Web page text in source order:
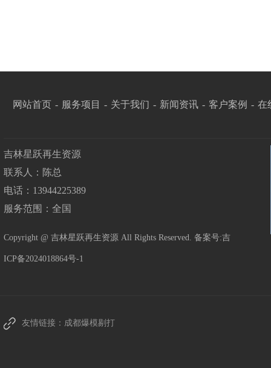
网站首页 - 服务项目 - 关于我们 - 新闻资讯 - 客户案例 - 在
吉林星跃再生资源
联系人：陈总
电话：13944225389
服务范围：全国
Copyright @ 吉林星跃再生资源 All Rights Reserved. 备案号:吉
ICP备2024018864号-1
友情链接： 成都爆模剔打